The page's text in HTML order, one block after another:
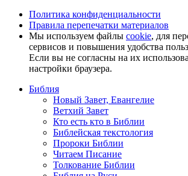
Политика конфиденциальности
Правила перепечатки материалов
Мы используем файлы cookie, для
сервисов и повышения удобства
Если вы не согласны на их
настройки браузера.
Библия
Новый Завет, Евангелие
Ветхий Завет
Кто есть кто в Библии
Библейская текстология
Пророки Библии
Читаем Писание
Толкование Библии